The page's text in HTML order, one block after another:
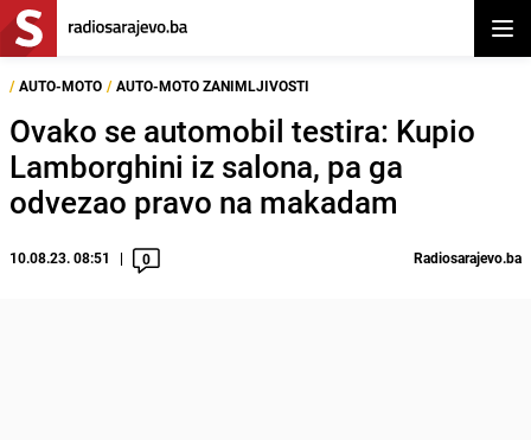
/ AUTO-MOTO / AUTO-MOTO ZANIMLJIVOSTI
Ovako se automobil testira: Kupio
Lamborghini iz salona, pa ga
odvezao pravo na makadam
10.08.23. 08:51 0 Radiosarajevo.ba